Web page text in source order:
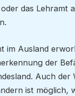
das Lehramt
im Ausland
der
Auch der
ist möglich,